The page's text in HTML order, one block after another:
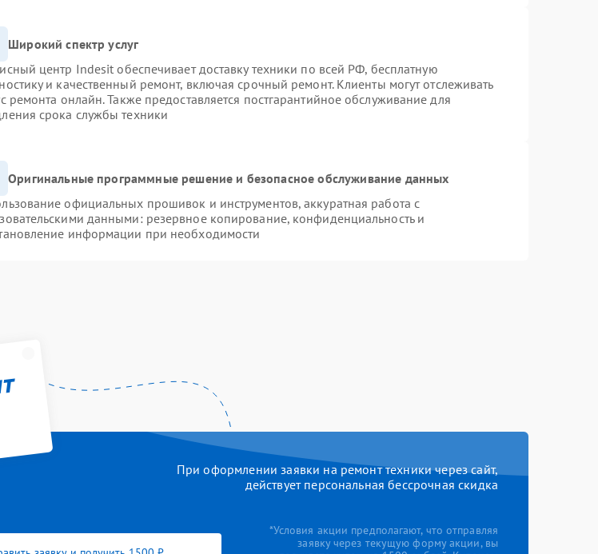
Широкий спектр услуг
центр Indesit обеспечивает доставку техники по всей РФ, бесплатную
и качественный ремонт, включая срочный ремонт. Клиенты могут отслеживать
ремонта онлайн. Также предоставляется постгарантийное обслуживание для
срока службы техники
Оригинальные программные решение и безопасное обслуживание данных
официальных прошивок и инструментов, аккуратная работа с
данными: резервное копирование, конфиденциальность и
информации при необходимости
При оформлении заявки на ремонт техники через сайт,
действует персональная бессрочная скидка
*Условия акции предполагают, что отправляя
заявку через текущую форму акции, вы